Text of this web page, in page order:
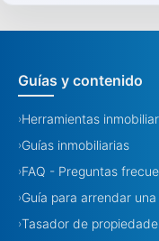
Guías y contenido
›Herramientas
›Guías inmobiliarias
›FAQ - Preguntas
›Guía para arrendar
›Tasador de